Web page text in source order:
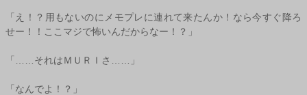
「え！？用もないのにメモプレに連れて来たんか！なら今すぐ降ろ
せー！！ここマジで怖いんだからなー！？」
「……それはＭＵＲＩさ……」
「なんでよ！？」